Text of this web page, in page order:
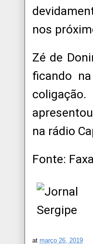
nos
Zé de
ficando
na rádio
Fonte:
at março 26, 2019